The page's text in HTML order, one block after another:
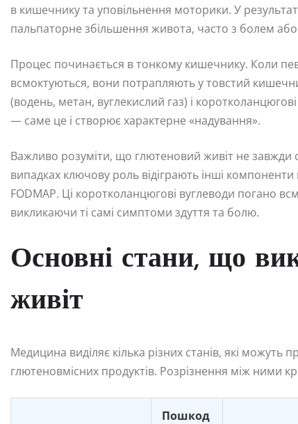
в кишечнику та уповільнення моторики. У
пальпаторне збільшення живота, часто з болем
Процес починається в тонкому кишечнику. Коли
всмоктуються, вони потрапляють у товстий
(водень, метан, вуглекислий газ) і
— саме це і створює характерне «надування».
Важливо розуміти, що глютеновий живіт не
випадках ключову роль відіграють інші
FODMAP. Ці коротколанцюгові вуглеводи погано
викликаючи ті самі симптоми здуття та болю.
Основні стани, що
живіт
Медицина виділяє кілька різних станів, які
глютеновмісних продуктів. Розрізнення між ними
Пошкод